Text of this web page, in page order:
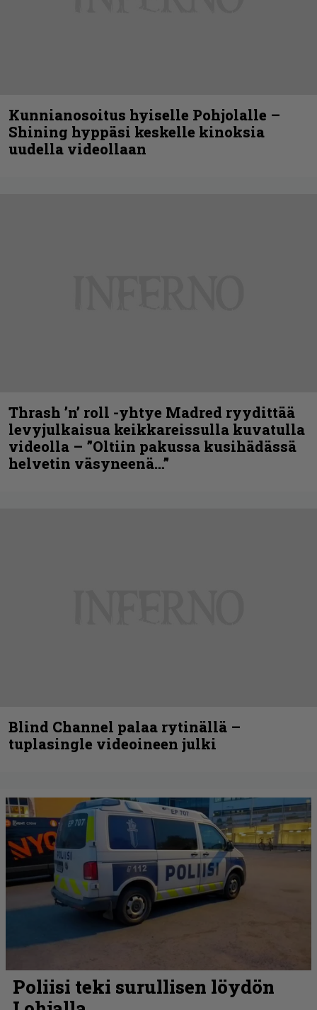
Kunnianosoitus hyiselle Pohjolalle –
Shining hyppäsi keskelle kinoksia
uudella videollaan
Thrash ’n’ roll -yhtye Madred ryydittää
levyjulkaisua keikkareissulla kuvatulla
videolla – ”Oltiin pakussa kusihädässä
helvetin väsyneenä…”
Blind Channel palaa rytinällä –
tuplasingle videoineen julki